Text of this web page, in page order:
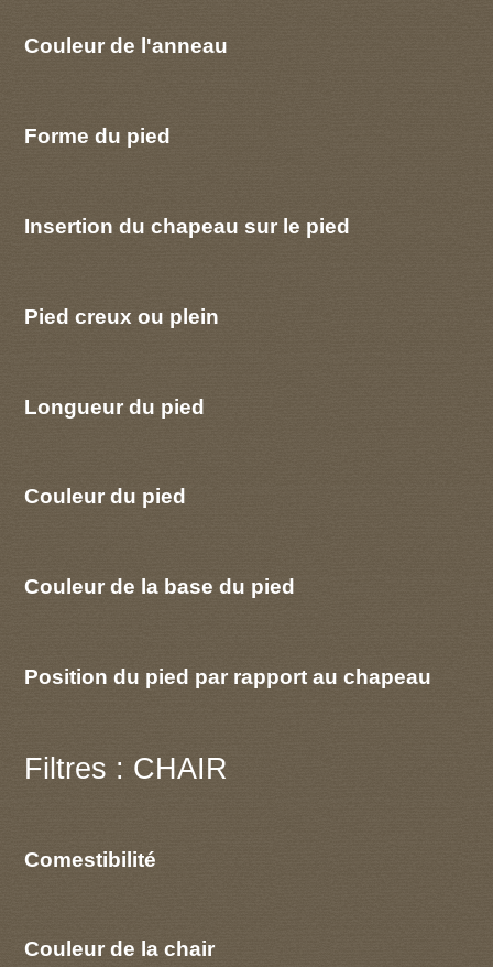
Couleur de l'anneau
Forme du pied
Insertion du chapeau sur le pied
Pied creux ou plein
Longueur du pied
Couleur du pied
Couleur de la base du pied
Position du pied par rapport au chapeau
Filtres : CHAIR
Comestibilité
Couleur de la chair